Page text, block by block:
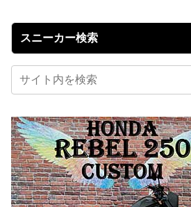
スニーカー検索